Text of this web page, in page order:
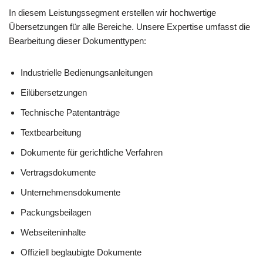
In diesem Leistungssegment erstellen wir hochwertige
Übersetzungen für alle Bereiche. Unsere Expertise umfasst die
Bearbeitung dieser Dokumenttypen:
Industrielle Bedienungsanleitungen
Eilübersetzungen
Technische Patentanträge
Textbearbeitung
Dokumente für gerichtliche Verfahren
Vertragsdokumente
Unternehmensdokumente
Packungsbeilagen
Webseiteninhalte
Offiziell beglaubigte Dokumente